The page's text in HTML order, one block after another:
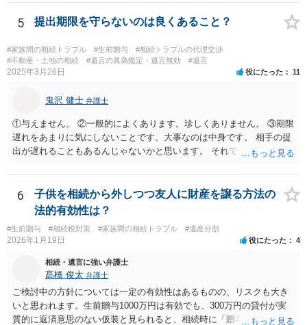
持ち戻し免除の意思表示は書面で明確にしておいていただくべきとい
う結論は変わりません。 誤解を与えるような回答でした。失礼しまし
戻しをすべて免除する」というのがオーソドックスなものですが、ご
心配ならば、弁護士のところに行って、特別受益となりそうな贈与に
ついて説明した上で、適切な文言についてご相談してみてはいかがで
5 提出期限を守らないのは良くあること？
#家族間の相続トラブル #生前贈与
#相続トラブルの代理交渉
#不動産・土地の相続
#遺言の真偽鑑定・遺言無効 #遺言
2025年3月26日 役にたった 11
鬼沢 健士 弁護士
①与えません。 ②一般的によくあります。珍しくありません。 ③期限
遅れをあまりに気にしないことです。大事なのは中身です。 相手の提
出が遅れることもあるんじゃないかと思います。 それでもあなた有利
6
子供を相続から外しつつ友人に財産を譲る方法の
法的有効性は？
#生前贈与 #相続税対策 #家族間の相続トラブル #遺産分割
2026年1月19日 役にたった 4
相続・遺言に強い弁護士
髙橋 俊太 弁護士
ご検討中の方針については一定の有効性はあるものの、リスクも大き
いと思われます。生前贈与1000万円は有効でも、300万円の貸付が実
質的に返済意思のない仮装と見られると、相続時に「贈与」と評価さ